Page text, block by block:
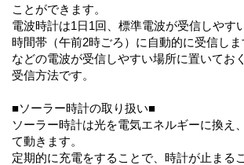
ことができます。
電波時計は1日1回、標準電波が受信しやす
時間帯（午前2時ごろ）に自動的に受信し
などの電波が受信しやすい場所に置いてお
受信方法です。
■ソーラー時計の取り扱い■
ソーラー時計は光を電気エネルギーに換え
て動きます。
定期的に充電をすることで、時計が止まる